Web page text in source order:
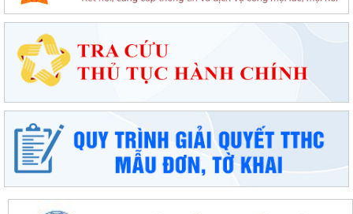
thường lệ giữa năm 2026
Đặc khu Cát Hải triển khai Chương trình quốc gia về an toàn trong sử
dụng điện giai đoạn 2026 - 2035
Khơi dậy tiềm năng, phát huy sức mạnh kinh tế tư nhân tại đặc khu Cát
Hải
Đặc khu Cát Hải quyết tâm thực hiện thắng lợi Nghị quyết số 11-
NQ/TU, tạo động lực tăng trưởng...
Đặc khu Cát Hải đẩy mạnh triển khai Nghị quyết số 57-NQ/TW, tạo đột